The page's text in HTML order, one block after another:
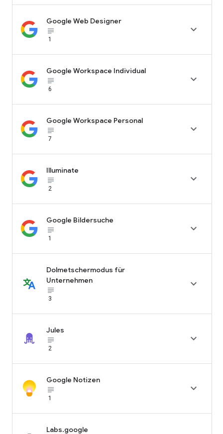
Google Web Designer
subject_black
1

Google Workspace Individual
subject_black
6

Google Workspace Personal
subject_black
7

Illuminate
subject_black
2

Google Bildersuche
subject_black
1

Dolmetschermodus für
Unternehmen
subject_black
3

Jules
subject_black
2

Google Notizen
subject_black
1

Labs.google